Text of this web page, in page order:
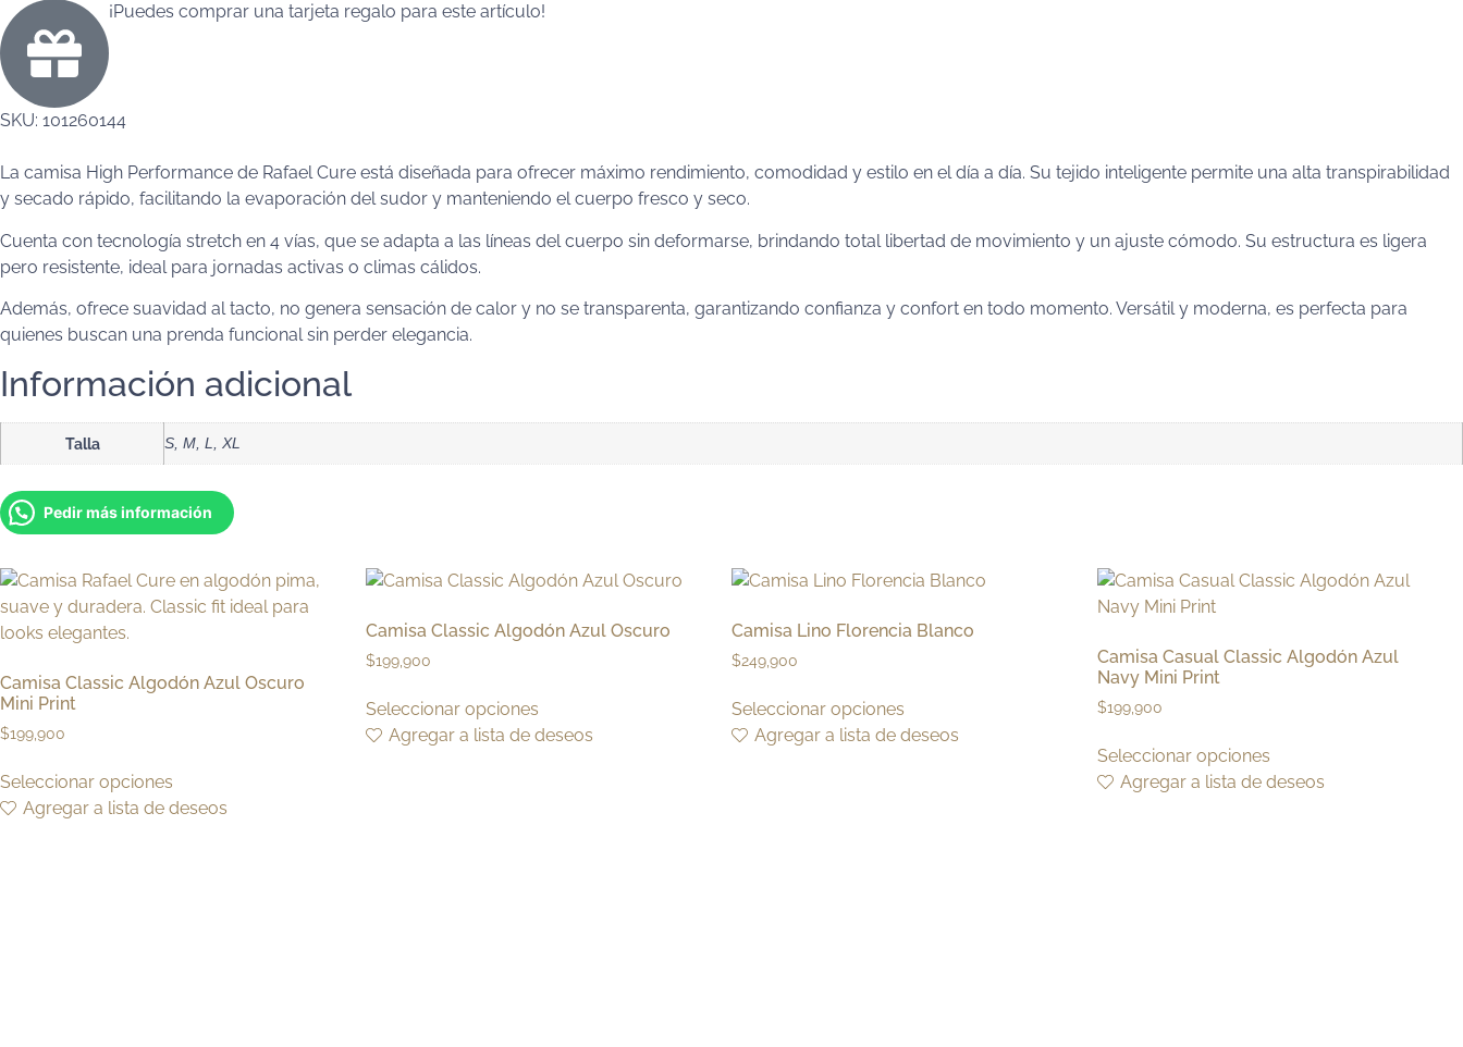
¡Puedes comprar una tarjeta regalo para este artículo!
SKU: 101260144
La camisa High Performance de Rafael Cure está diseñada para ofrecer máximo rendimiento, comodidad y estilo en el día a día. Su tejido inteligente permite una alta transpirabilidad
y secado rápido, facilitando la evaporación del sudor y manteniendo el cuerpo fresco y seco.
Cuenta con tecnología stretch en 4 vías, que se adapta a las líneas del cuerpo sin deformarse, brindando total libertad de movimiento y un ajuste cómodo. Su estructura es ligera
pero resistente, ideal para jornadas activas o climas cálidos.
Además, ofrece suavidad al tacto, no genera sensación de calor y no se transparenta, garantizando confianza y confort en todo momento. Versátil y moderna, es perfecta para
quienes buscan una prenda funcional sin perder elegancia.
Información adicional
Talla S, M, L, XL
Pedir más información
Camisa Classic Algodón Azul Oscuro
Mini Print
$199,900
Seleccionar opciones
Agregar a lista de deseos
Camisa Classic Algodón Azul Oscuro
$199,900
Seleccionar opciones
Agregar a lista de deseos
Camisa Lino Florencia Blanco
$249,900
Seleccionar opciones
Agregar a lista de deseos
Camisa Casual Classic Algodón Azul
Navy Mini Print
$199,900
Seleccionar opciones
Agregar a lista de deseos